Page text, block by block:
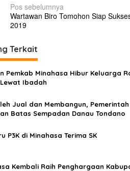
N
a
i
g
a
i
o
Pos sebelumnya
Wartawan Biro Tomohon Siap
2019
Terkait
Pemkab Minahasa Hibur Keluarga
Ibadah
Jual dan Membangun, Pemerintah
Batas Sempadan Danau Tondano
P3K di Minahasa Terima SK
Kembali Raih Penghargaan